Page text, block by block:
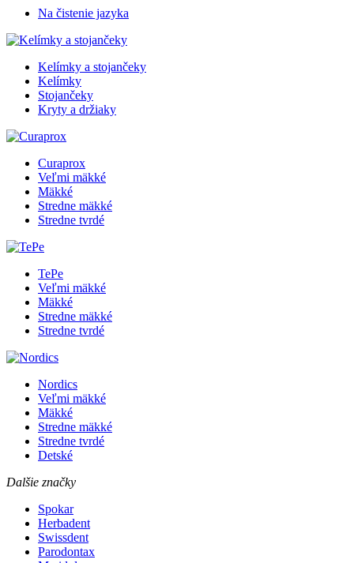
Na čistenie jazyka
Kelímky a stojančeky
Kelímky
Stojančeky
Kryty a držiaky
Curaprox
Veľmi mäkké
Mäkké
Stredne mäkké
Stredne tvrdé
TePe
Veľmi mäkké
Mäkké
Stredne mäkké
Stredne tvrdé
Nordics
Veľmi mäkké
Mäkké
Stredne mäkké
Stredne tvrdé
Detské
Dalšie značky
Spokar
Herbadent
Swissdent
Parodontax